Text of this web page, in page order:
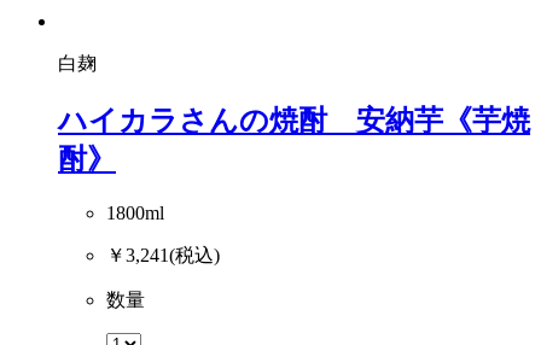
白麹
ハイカラさんの焼酎 安納芋《芋焼
酎》
1800ml
￥3,241(税込)
数量